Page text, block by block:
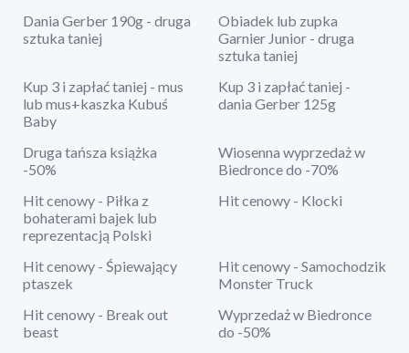
Dania Gerber 190g - druga
sztuka taniej
Obiadek lub zupka
Garnier Junior - druga
sztuka taniej
Kup 3 i zapłać taniej - mus
lub mus+kaszka Kubuś
Baby
Kup 3 i zapłać taniej -
dania Gerber 125g
Druga tańsza książka
-50%
Wiosenna wyprzedaż w
Biedronce do -70%
Hit cenowy - Piłka z
bohaterami bajek lub
reprezentacją Polski
Hit cenowy - Klocki
Hit cenowy - Śpiewający
ptaszek
Hit cenowy - Samochodzik
Monster Truck
Hit cenowy - Break out
beast
Wyprzedaż w Biedronce
do -50%